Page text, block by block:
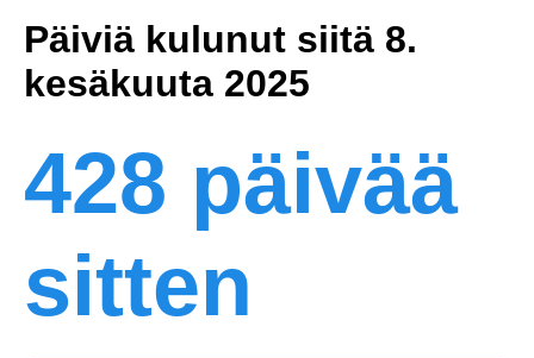
Päiviä kulunut siitä 8.
kesäkuuta 2025
428 päivää
sitten